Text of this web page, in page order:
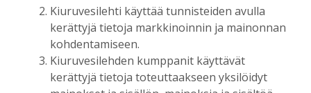
Tilaajille
Suvi Louhelainen 29.7.2026 15:35
Kiuruvesilehti käyttää tunnisteiden avulla
kerättyjä tietoja markkinoinnin ja mainonnan
kohdentamiseen.
Kiuruvesilehden kumppanit käyttävät
kerättyjä tietoja toteuttaakseen yksilöidyt